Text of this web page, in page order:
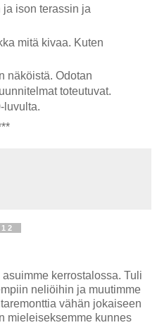
ison terassin ja
mitä kivaa. Kuten
näköistä. Odotan
toteutuvat.
luvulta.
kerrostalossa. Tuli
neliöihin ja muutimme
vähän jokaiseen
mieleiseksemme kunnes